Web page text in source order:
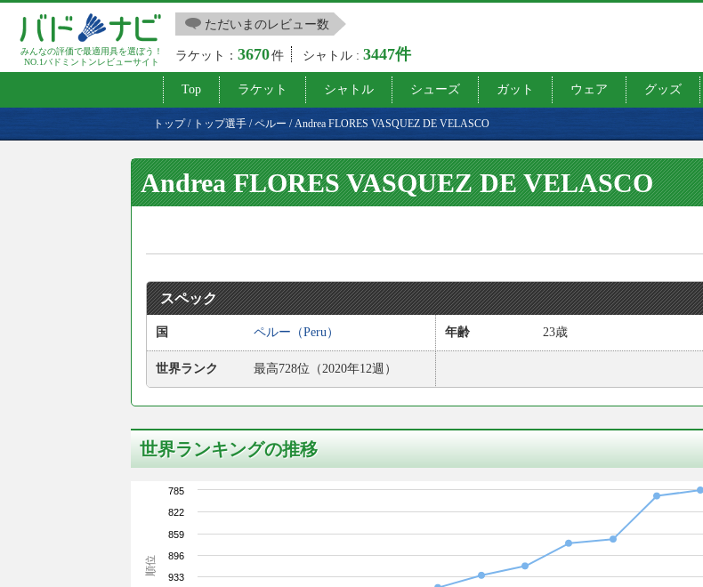
みんなの評価で最適用具を選ぼう！
NO.1バドミントンレビューサイト
ただいまのレビュー数
ラケット：3670件 シャトル :3447件
Top ラケット シャトル シューズ ガット ウェア グッズ
トップ/ トップ選手 /ペルー / Andrea FLORES VASQUEZ DE VELASCO
Andrea FLORES VASQUEZ DE VELASCO
スペック
国 ペルー（Peru） 年齢 23歳
世界ランク 最高728位（2020年12週）
世界ランキングの推移
順位
785
822
859
896
933